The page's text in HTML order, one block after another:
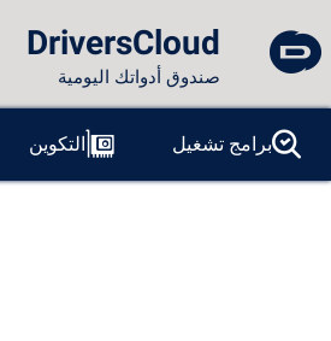
DriversCloud
صندوق أدواتك اليومية
لم تقم بتسجيل الدخول...
الاتصال بالموقع
برامج تشغيل التكوين
المسابر
الموت الزرقاء